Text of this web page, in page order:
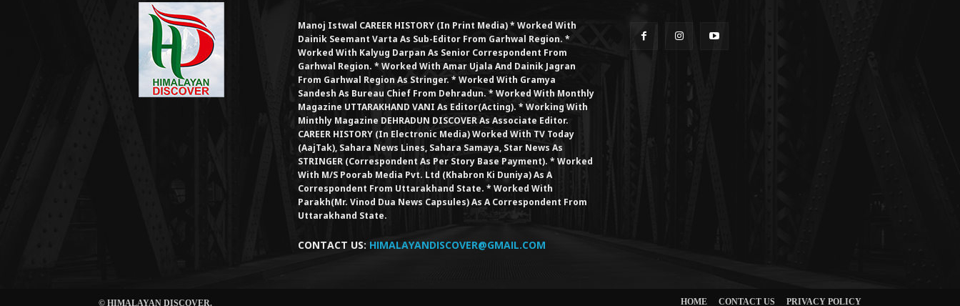
Manoj Istwal CAREER HISTORY (in Print Media) * Worked With
Dainik Seemant Varta As Sub-Editor From Garhwal Region. *
Worked With Kalyug Darpan As Senior Correspondent From
Garhwal Region. * Worked With Amar Ujala And Dainik Jagran
From Garhwal Region As Stringer. * Worked With Gramya
Sandesh As Bureau Chief From Dehradun. * Worked With Monthly
Magazine UTTARAKHAND VANI As Editor(Acting). * Working With
Minthly Magazine DEHRADUN DISCOVER As Associate Editor.
CAREER HISTORY (in Electronic Media) Worked With TV Today
(AajTak), Sahara News Lines, Sahara Samaya, Star News As
STRINGER (Correspondent As Per Story Base Payment). * Worked
With M/S Poorab Media Pvt. Ltd (Khabron Ki Duniya) As A
Correspondent From Uttarakhand State. * Worked With
Parakh(Mr. Vinod Dua News Capsules) As A Correspondent From
Uttarakhand State.
CONTACT US: HIMALAYANDISCOVER@GMAIL.COM
© HIMALAYAN DISCOVER. HOME CONTACT US PRIVACY POLICY